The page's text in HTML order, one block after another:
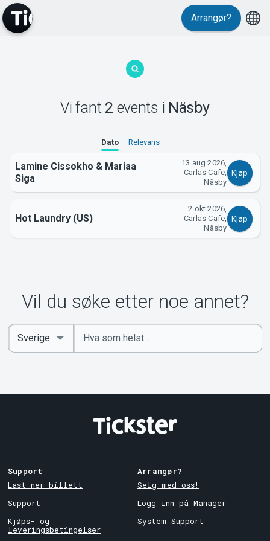
MyTickster
Support
Om Tickster
Arrangør?
Vi fant 2 events i Näsby
Dato Relevans
Lamine Cissokho & Mariaa
Siga
13 aug 2026,
Carlas Cafe,
Näsby
Kjøp
Hot Laundry (US)
2 okt 2026,
Carlas Cafe,
Näsby
Kjøp
Vil du søke etter noe annet?
Angi
nøkkelord
Select
Country
Support
Last ner billett
Support
Kjøps- og
leveringsbetingelser
Arrangør?
Selg med oss!
Logg inn på Manager
System Support